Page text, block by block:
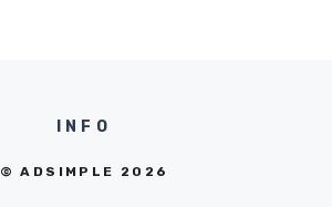
INFO
© ADSIMPLE 2026